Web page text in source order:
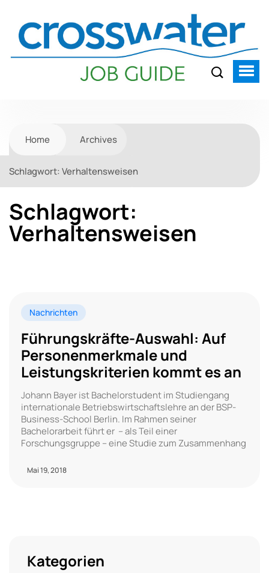
Home Archives
Schlagwort: Verhaltensweisen
Schlagwort:
Verhaltensweisen
Nachrichten
Führungskräfte-Auswahl: Auf
Personenmerkmale und
Leistungskriterien kommt es an
Johann Bayer ist Bachelorstudent im Studiengang
internationale Betriebswirtschaftslehre an der BSP-
Business-School Berlin. Im Rahmen seiner
Bachelorarbeit führt er – als Teil einer
Forschungsgruppe – eine Studie zum Zusammenhang
Mai 19, 2018
Kategorien